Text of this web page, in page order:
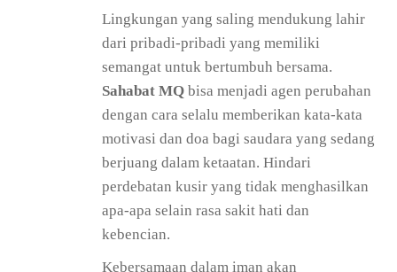
Lingkungan yang saling mendukung lahir
dari pribadi-pribadi yang memiliki
semangat untuk bertumbuh bersama.
Sahabat MQ bisa menjadi agen perubahan
dengan cara selalu memberikan kata-kata
motivasi dan doa bagi saudara yang sedang
berjuang dalam ketaatan. Hindari
perdebatan kusir yang tidak menghasilkan
apa-apa selain rasa sakit hati dan
kebencian.
Kebersamaan dalam iman akan